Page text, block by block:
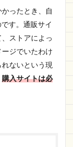
ったとき、自
す。通販サイ
ストアによっ
ジでいたわけ
ないという現
購入サイトは必